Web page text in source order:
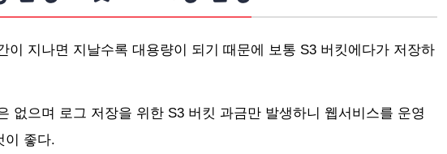
이 지나면 지날수록 대용량이 되기 때문에 보통 S3 버킷에다가 저장하
없으며 로그 저장을 위한 S3 버킷 과금만 발생하니 웹서비스를 운영
이 좋다.